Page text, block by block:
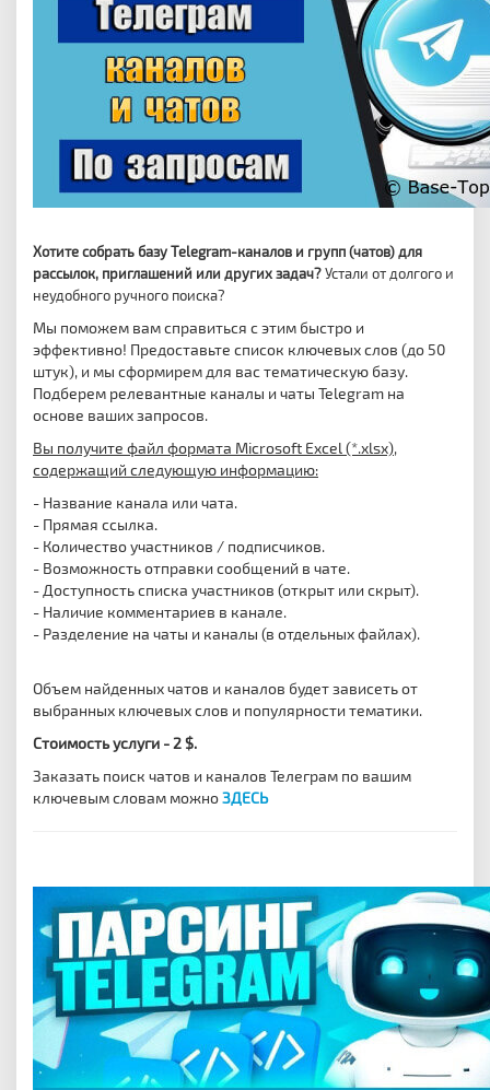
Хотите собрать базу Telegram-каналов и групп (чатов) для
рассылок, приглашений или других задач?Устали от долгого и
неудобного ручного поиска?
Мы поможем вам справиться с этим быстро и
эффективно! Предоставьте список ключевых слов (до 50
штук), и мы сформирем для вас тематическую базу.
Подберем релевантные каналы и чаты Telegram на
основе ваших запросов.
Вы получите файл формата Microsoft Excel (*.xlsx),
содержащий следующую информацию:
- Название канала или чата.
- Прямая ссылка.
- Количество участников / подписчиков.
- Возможность отправки сообщений в чате.
- Доступность списка участников (открыт или скрыт).
- Наличие комментариев в канале.
- Разделение на чаты и каналы (в отдельных файлах).
Объем найденных чатов и каналов будет зависеть от
выбранных ключевых слов и популярности тематики.
Стоимость услуги - 2 $.
Заказать поиск чатов и каналов Телеграм по вашим
ключевым словам можноЗДЕСЬ